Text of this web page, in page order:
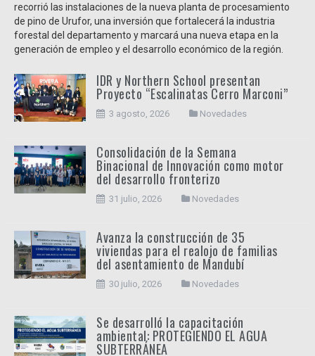
recorrió las instalaciones de la nueva planta de procesamiento
de pino de Urufor, una inversión que fortalecerá la industria
forestal del departamento y marcará una nueva etapa en la
generación de empleo y el desarrollo económico de la región.
IDR y Northern School presentan
Proyecto “Escalinatas Cerro Marconi”
3 agosto, 2026 Novedades
Consolidación de la Semana
Binacional de Innovación como motor
del desarrollo fronterizo
31 julio, 2026 Novedades
Avanza la construcción de 35
viviendas para el realojo de familias
del asentamiento de Mandubí
30 julio, 2026 Novedades
Se desarrolló la capacitación
ambiental: PROTEGIENDO EL AGUA
SUBTERRÁNEA